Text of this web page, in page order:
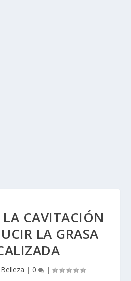
LA CAVITACIÓN
LA GRASA
Belleza | 0 |